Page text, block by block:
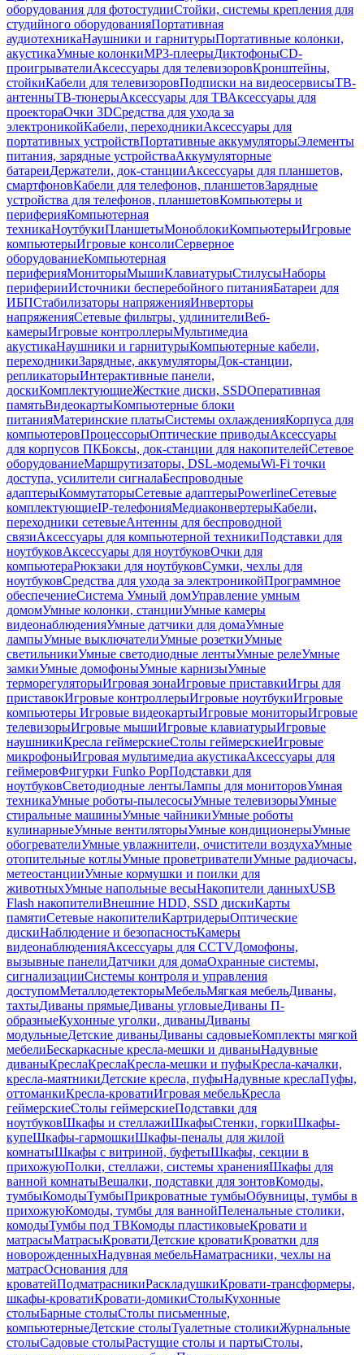
оборудования для фотостудииСтойки, системы крепления для
студийного оборудованияПортативная
аудиотехникаНаушники и гарнитурыПортативные колонки,
акустикаУмные колонкиMP3-плеерыДиктофоныCD-
проигрывателиАксессуары для телевизоровКронштейны,
стойкиКабели для телевизоровПодписки на видеосервисыТВ-
антенныТВ-тюнерыАксессуары для ТВАксессуары для
проектораОчки 3DСредства для ухода за
электроникойКабели, переходникиАксессуары для
портативных устройствПортативные аккумуляторыЭлементы
питания, зарядные устройстваАккумуляторные
батареиДержатели, док-станцииАксессуары для планшетов,
смартфоновКабели для телефонов, планшетовЗарядные
устройства для телефонов, планшетовКомпьютеры и
периферияКомпьютерная
техникаНоутбукиПланшетыМоноблокиКомпьютерыИгровые
компьютерыИгровые консолиСерверное
оборудованиеКомпьютерная
периферияМониторыМышиКлавиатурыСтилусыНаборы
периферииИсточники бесперебойного питанияБатареи для
ИБПСтабилизаторы напряженияИнверторы
напряженияСетевые фильтры, удлинителиВеб-
камерыИгровые контроллерыМультимедиа
акустикаНаушники и гарнитурыКомпьютерные кабели,
переходникиЗарядные, аккумуляторыДок-станции,
репликаторыИнтерактивные панели,
доскиКомплектующиеЖесткие диски, SSDОперативная
памятьВидеокартыКомпьютерные блоки
питанияМатеринские платыСистемы охлажденияКорпуса для
компьютеровПроцессорыОптические приводыАксессуары
для корпусов ПКБоксы, док-станции для накопителейСетевое
оборудованиеМаршрутизаторы, DSL-модемыWi-Fi точки
доступа, усилители сигналаБеспроводные
адаптерыКоммутаторыСетевые адаптерыPowerlineСетевые
комплектующиеIP-телефонияМедиаконвертерыКабели,
переходники сетевыеАнтенны для беспроводной
связиАксессуары для компьютерной техникиПодставки для
ноутбуковАксессуары для ноутбуковОчки для
компьютераРюкзаки для ноутбуковСумки, чехлы для
ноутбуковСредства для ухода за электроникойПрограммное
обеспечениеСистема Умный домУправление умным
домомУмные колонки, станцииУмные камеры
видеонаблюденияУмные датчики для домаУмные
лампыУмные выключателиУмные розеткиУмные
светильникиУмные светодиодные лентыУмные релеУмные
замкиУмные домофоныУмные карнизыУмные
терморегуляторыИгровая зонаИгровые приставкиИгры для
приставокИгровые контроллерыИгровые ноутбукиИгровые
компьютеры Игровые видеокартыИгровые мониторыИгровые
телевизорыИгровые мышиИгровые клавиатурыИгровые
наушникиКресла геймерскиеСтолы геймерскиеИгровые
микрофоныИгровая мультимедиа акустикаАксессуары для
геймеровФигурки Funko PopПодставки для
ноутбуковСветодиодные лентыЛампы для мониторовУмная
техникаУмные роботы-пылесосыУмные телевизорыУмные
стиральные машиныУмные чайникиУмные роботы
кулинарныеУмные вентиляторыУмные кондиционерыУмные
обогревателиУмные увлажнители, очистители воздухаУмные
отопительные котлыУмные проветривателиУмные радиочасы,
метеостанцииУмные кормушки и поилки для
животныхУмные напольные весыНакопители данныхUSB
Flash накопителиВнешние HDD, SSD дискиКарты
памятиСетевые накопителиКартридерыОптические
дискиНаблюдение и безопасностьКамеры
видеонаблюденияАксессуары для CCTVДомофоны,
вызывные панелиДатчики для домаОхранные системы,
сигнализацииСистемы контроля и управления
доступомМеталлодетекторыМебельМягкая мебельДиваны,
тахтыДиваны прямыеДиваны угловыеДиваны П-
образныеКухонные уголки, диваныДиваны
модульныеДетские диваныДиваны садовыеКомплекты мягкой
мебелиБескаркасные кресла-мешки и диваныНадувные
диваныКреслаКреслаКресла-мешки и пуфыКресла-качалки,
кресла-маятникиДетские кресла, пуфыНадувные креслаПуфы,
оттоманкиКресла-кроватиИгровая мебельКресла
геймерскиеСтолы геймерскиеПодставки для
ноутбуковШкафы и стеллажиШкафыСтенки, горкиШкафы-
купеШкафы-гармошкиШкафы-пеналы для жилой
комнатыШкафы с витриной, буфетыШкафы, секции в
прихожуюПолки, стеллажи, системы храненияШкафы для
ванной комнатыВешалки, подставки для зонтовКомоды,
тумбыКомодыТумбыПрикроватные тумбыОбувницы, тумбы в
прихожуюКомоды, тумбы для ваннойПеленальные столики,
комодыТумбы под ТВКомоды пластиковыеКровати и
матрасыМатрасыКроватиДетские кроватиКроватки для
новорожденныхНадувная мебельНаматрасники, чехлы на
матрасОснования для
кроватейПодматрасникиРаскладушкиКровати-трансформеры,
шкафы-кроватиКровати-домикиСтолыКухонные
столыБарные столыСтолы письменные,
компьютерныеДетские столыТуалетные столикиЖурнальные
столыСадовые столыРастущие столы и партыСтолы,